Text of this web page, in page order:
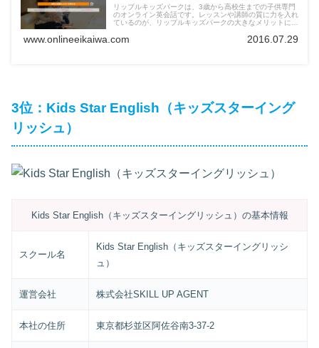
リップルキッズパークは、3歳から高校生までの子供専門
のオンライン英会話です。レッスンや講師の質に力を入れ
ているのが、リップルキッズパークの大きなメリットにな
すので、リップルキッズパークに入会させる前に目を通し
www.onlineeikaiwa.com 2016.07.29
3位：Kids Star English（キッズスターイング
リッシュ）
Kids Star English（キッズスターイングリッシュ）の基本情報
スクール名
Kids Star English（キッズスターイングリッシ
ュ）
運営会社 株式会社SKILL UP AGENT
本社の住所 東京都杉並区阿佐谷南3-37-2